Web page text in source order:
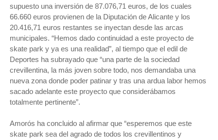
supuesto una inversión de 87.076,71 euros, de los cuales
66.660 euros provienen de la Diputación de Alicante y los
20.416,71 euros restantes se inyectan desde las arcas
municipales. “Hemos dado continuidad a este proyecto de
skate park y ya es una realidad”, al tiempo que el edil de
Deportes ha subrayado que “una parte de la sociedad
crevillentina, la más joven sobre todo, nos demandaba una
nueva zona donde poder patinar y tras una ardua labor hemos
sacado adelante este proyecto que considerábamos
totalmente pertinente”.
Amorós ha concluido al afirmar que “esperemos que este
skate park sea del agrado de todos los crevillentinos y